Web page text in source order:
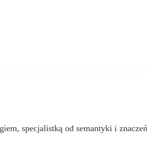
specjalistką od semantyki i